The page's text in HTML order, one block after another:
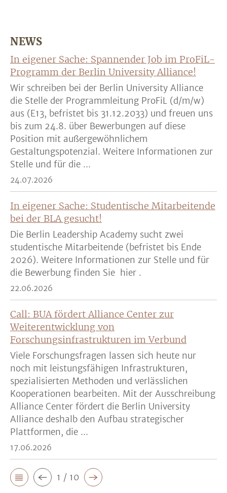
NEWS
In eigener Sache: Spannender Job im ProFiL-
Programm der Berlin University Alliance!
Wir schreiben bei der Berlin University Alliance
die Stelle der Programmleitung ProFiL (d/m/w)
aus (E13, befristet bis 31.12.2033) und freuen uns
bis zum 24.8. über Bewerbungen auf diese
Position mit außergewöhnlichem
Gestaltungspotenzial. Weitere Informationen zur
Stelle und für die ...
24.07.2026
In eigener Sache: Studentische Mitarbeitende
bei der BLA gesucht!
Die Berlin Leadership Academy sucht zwei
studentische Mitarbeitende (befristet bis Ende
2026). Weitere Informationen zur Stelle und für
die Bewerbung finden Sie hier .
22.06.2026
Call: BUA fördert Alliance Center zur
Weiterentwicklung von
Forschungsinfrastrukturen im Verbund
Viele Forschungsfragen lassen sich heute nur
noch mit leistungsfähigen Infrastrukturen,
spezialisierten Methoden und verlässlichen
Kooperationen bearbeiten. Mit der Ausschreibung
Alliance Center fördert die Berlin University
Alliance deshalb den Aufbau strategischer
Plattformen, die ...
17.06.2026
1 / 10